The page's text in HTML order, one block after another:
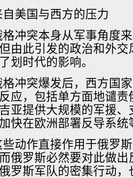
自美国与西方的压力
格冲突本身从军事角度
由此引发的政治和外
划时代的影响。
格冲突爆发后，西方国
应，包括单方面地谴
亚提供大规模的军援
快在欧洲部署反导系统
些动作直接作用于俄罗
俄罗斯必然要对此做
罗斯军队的密集行动